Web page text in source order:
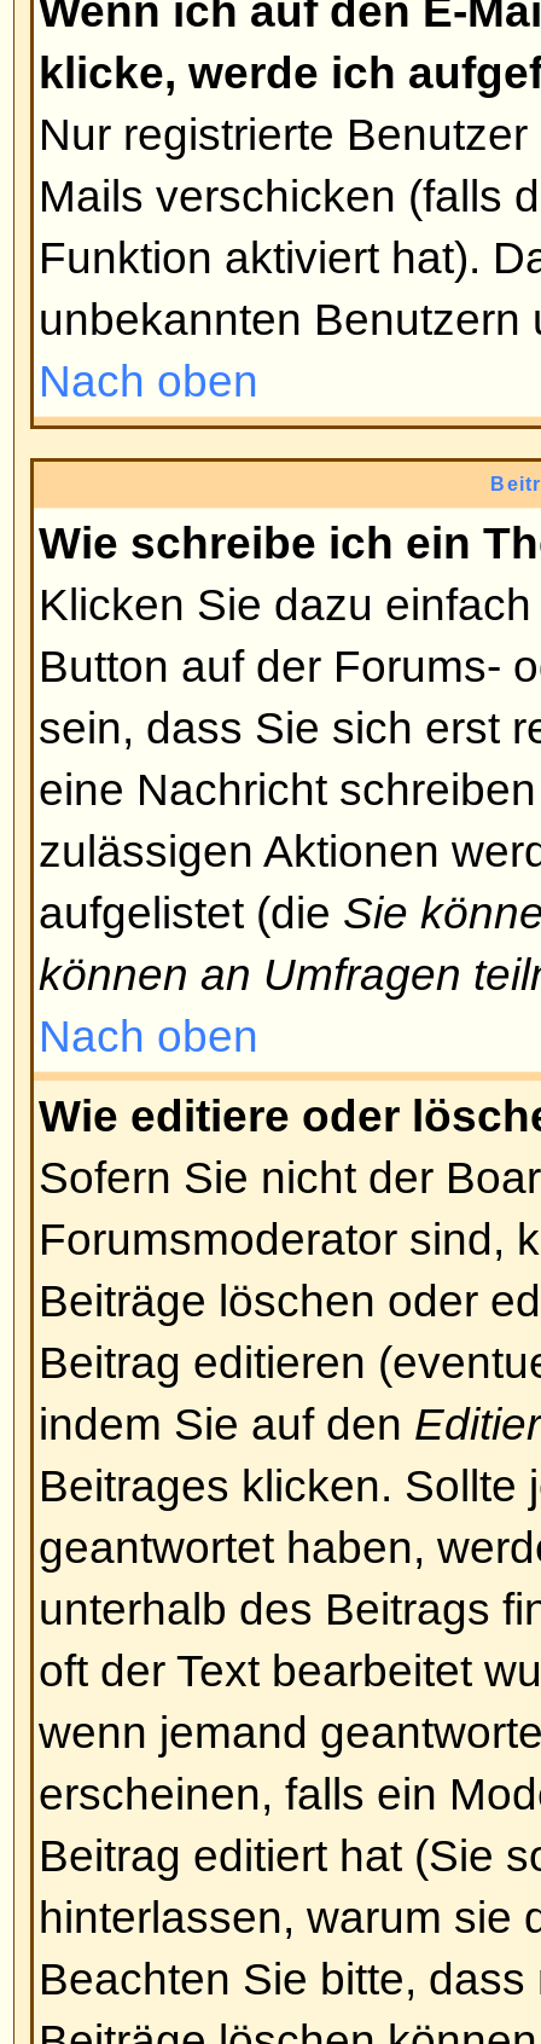
vom Verfasser,
editiert oder gelöscht werden.
ändern, editieren Sie bitte den
(die Umfrage ist immer damit
niemand bei der Umfrage
Benutzer die Umfrage editieren
jedoch schon jemand
ändern. Damit soll verhindert
Nach oben
Warum kann ich ein Forum
Manche Foren können nur von
hineinzugelangen, Beiträge zu
usw., könnten Sie eine
Nur der Forumsmoderator und
können Ihnen entsprechende
Sie sollten sie um Zugang
berechtigten Grund dafür haben.
Nach oben
Warum kann ich bei
teilnehmen?
Nur registrierte Benutzer
teilnehmen. Dadurch wird eine
Ergebnisses verhindert. Falls
und immer noch nicht
vermutlich nicht die
Nach oben
Was man in und mit
Was ist BBCode?
BBCode ist eine spezielle Art
BBCode benutzen können, wird
festgelegt. Sie können es auch
deaktivieren. BBCode selbst ist
Tags sind von den Klammern [
bieten Ihnen große Kontrolle
etwas angezeigt wird. Für
BBCode sollten Sie die
Beitrag schreiben-Seite aus
Nach oben